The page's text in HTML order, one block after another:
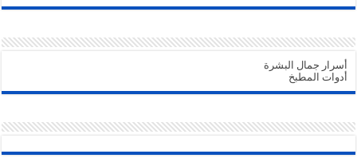
أسرار جمال البشرة
أدوات المطبخ